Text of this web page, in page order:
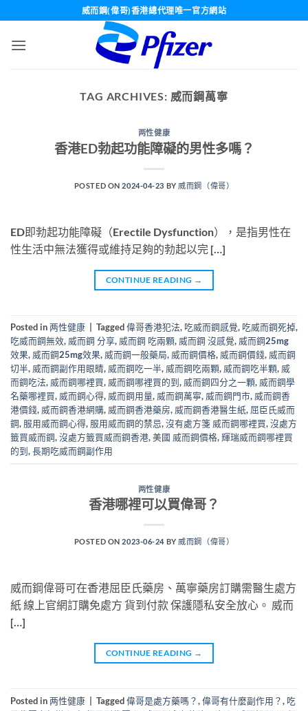
content
威而鋼(偉哥)香港總代理唯一官方網站
TAG ARCHIVES: 威而鋼萬寧
两性健康
香港ED勃起功能障礙的男性多嗎？
POSTED ON2024-04-23 BY 威而鋼（偉哥）
ED即勃起功能障礙（Erectile Dysfunction），是指男性在
性生活中無法獲得或維持足夠的勃起以完 […]
CONTINUE READING →
Posted in两性健康 Tagged偉哥香港犯法, 吃威而鋼感覺, 吃威而鋼死掉,
吃威而鋼無效, 威而鋼 分享, 威而鋼 吃兩顆, 威而鋼 沒感覺, 威而鋼25mg
效果, 威而鋼25mg效果, 威而鋼一般藥局, 威而鋼價格, 威而鋼價錢, 威而鋼
切半, 威而鋼副作用眼睛, 威而鋼吃一半, 威而鋼吃兩顆, 威而鋼吃半顆, 威
而鋼吃法, 威而鋼哪裡買, 威而鋼哪裡買的到, 威而鋼四分之一顆, 威而鋼學
名藥哪裡買, 威而鋼心得, 威而鋼用量, 威而鋼萬寧, 威而鋼門市, 威而鋼香
港價錢, 威而鋼香港網購, 威而鋼香港藥房, 威而鋼香港醫生紙, 屈臣氏威而
鋼, 服用威而鋼心得, 服用威而鋼的禁忌,沒有處方箋 威而鋼哪裡買,沒處方
籤買威而鋼,沒處方籤買威而鋼香港,美國 威而鋼價格,輝瑞威而鋼哪裡買
的到,長期吃威而鋼副作用
两性健康
香港哪裡可以買偉哥？
POSTED ON2023-06-24 BY 威而鋼（偉哥）
威而鋼偉哥可在香港屈臣氏藥房、萬寧藥房訂購需醫生處方
紙 線上官網訂購免處方 貨到付款 保護隱私安全放心。 威而
[…]
CONTINUE READING →
Posted in两性健康 Tagged偉哥是處方藥嗎？,偉哥有什麼副作用？, 吃